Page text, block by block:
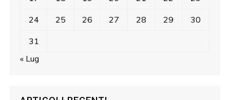
24 25 26 27 28 29 30
31
« Lug